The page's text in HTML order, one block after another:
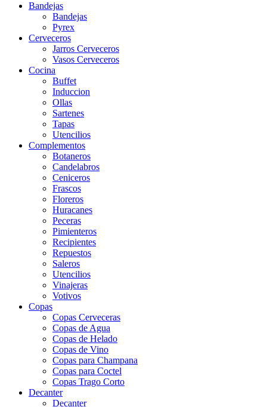
Bandejas
Bandejas
Pyrex
Cerveceros
Jarros Cerveceros
Vasos Cerveceros
Cocina
Buffet
Induccion
Ollas
Sartenes
Tapas
Utencilios
Complementos
Botaneros
Candelabros
Ceniceros
Frascos
Floreros
Huracanes
Peceras
Pimienteros
Recipientes
Repuestos
Saleros
Utencilios
Vinajeras
Votivos
Copas
Copas Cerveceras
Copas de Agua
Copas de Helado
Copas de Vino
Copas para Champana
Copas para Coctel
Copas Trago Corto
Decanter
Decanter